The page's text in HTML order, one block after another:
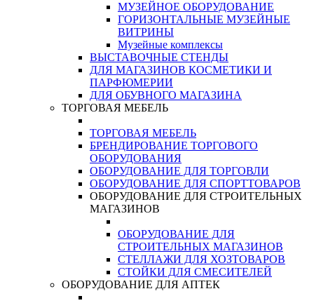
МУЗЕЙНОЕ ОБОРУДОВАНИЕ
ГОРИЗОНТАЛЬНЫЕ МУЗЕЙНЫЕ
ВИТРИНЫ
Музейные комплексы
ВЫСТАВОЧНЫЕ СТЕНДЫ
ДЛЯ МАГАЗИНОВ КОСМЕТИКИ И
ПАРФЮМЕРИИ
ДЛЯ ОБУВНОГО МАГАЗИНА
ТОРГОВАЯ МЕБЕЛЬ
ТОРГОВАЯ МЕБЕЛЬ
БРЕНДИРОВАНИЕ ТОРГОВОГО
ОБОРУДОВАНИЯ
ОБОРУДОВАНИЕ ДЛЯ ТОРГОВЛИ
ОБОРУДОВАНИЕ ДЛЯ СПОРТТОВАРОВ
ОБОРУДОВАНИЕ ДЛЯ СТРОИТЕЛЬНЫХ
МАГАЗИНОВ
ОБОРУДОВАНИЕ ДЛЯ
СТРОИТЕЛЬНЫХ МАГАЗИНОВ
СТЕЛЛАЖИ ДЛЯ ХОЗТОВАРОВ
СТОЙКИ ДЛЯ СМЕСИТЕЛЕЙ
ОБОРУДОВАНИЕ ДЛЯ АПТЕК